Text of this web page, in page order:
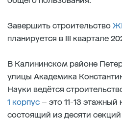
Завершить строительство
планируется в III квартале
В Калининском районе
улицы Академика
Науки ведётся
1 корпус – это 11-13
состоящий из десяти